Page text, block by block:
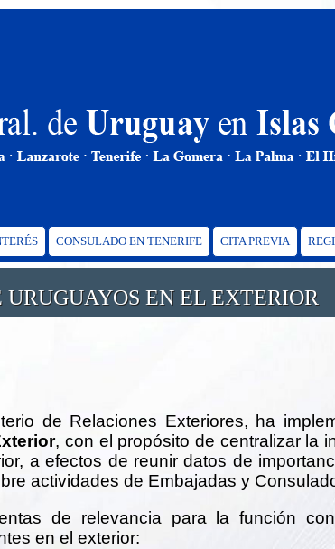
CONSULADO EN TENERIFE CITA PREVIA
EN EL EXTERIOR
de Relaciones Exteriores, ha
, con el propósito de centralizar la
a efectos de reunir datos de
actividades de Embajadas y
de relevancia para la función
en el exterior: